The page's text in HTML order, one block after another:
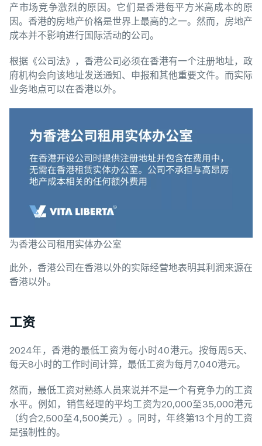
产市场竞争激烈的原因。它们是香港每平方米高成本的原
因。香港的房地产价格是世界上最高的之一。然而，房地产
成本并不影响进行国际活动的公司。
根据《公司法》，香港公司必须在香港有一个注册地址，政
府机构会向该地址发送通知、申报和其他重要文件。而实际
业务地点可以在香港以外。
为香港公司租用实体办公室
此外，香港公司在香港以外的实际经营地表明其利润来源在
香港以外。
工资
2024年，香港的最低工资为每小时40港元。按每周5天、
每天8小时的工作时间计算，最低工资为每月7,040港元。
然而，最低工资对熟练人员来说并不是一个有竞争力的工资
水平。例如，销售经理的平均工资为20,000至35,000港元
（约合2,500至4,500美元）。同时，年终第13个月的工资
是强制性的。